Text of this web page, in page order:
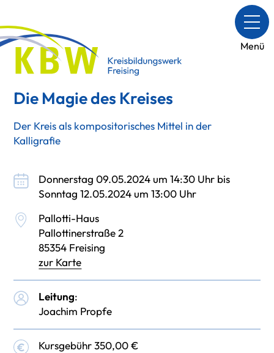
Menü
Die Magie des Kreises
Der Kreis als kompositorisches Mittel in der
Kalligrafie
Donnerstag 09.05.2024 um 14:30 Uhr bis
Sonntag 12.05.2024 um 13:00 Uhr
Pallotti-Haus
Pallottinerstraße 2
85354 Freising
zur Karte
Leitung:
Joachim Propfe
Kursgebühr 350,00 €